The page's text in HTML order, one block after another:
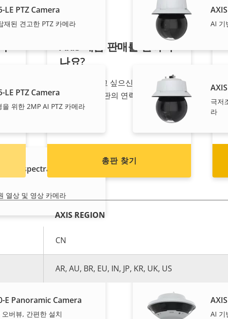
LE PTZ Camera
재된 견고한 PTZ 카메라 AI 기
LE PTZ Camera
위한 2MP AI PTZ 카메라
극저
라
LE Bispectral PTZ
열상 및 영상 카메라
E Panoramic Camera
버뷰, 간편한 설치 AI 기
요.
Axis 제품 판매를 원하시
나요?
리셀러가 되고 싶으신가요? Axis 제
품/시스템 총판의 연락처 정보를 찾
아보세요.
총판 찾기
AXIS REGION
CN
AR, AU, BR, EU, IN, JP, KR, UK, US